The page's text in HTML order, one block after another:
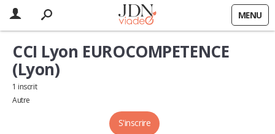
MENU
S'inscrire
CCI Lyon EUROCOMPETENCE
(Lyon)
1 inscrit
Autre